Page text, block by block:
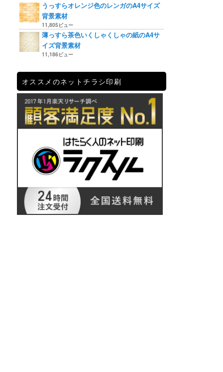
うっすらオレンジ色のレンガのA4サイズ
背景素材
11,805ビュー
薄っすら茶色いくしゃくしゃの紙のA4サ
イズ背景素材
11,186ビュー
オススメのネットチラシ印刷